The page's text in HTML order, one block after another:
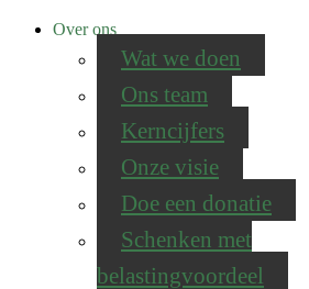
Over ons
Wat we doen
Ons team
Kerncijfers
Onze visie
Doe een donatie
Schenken met
belastingvoordeel